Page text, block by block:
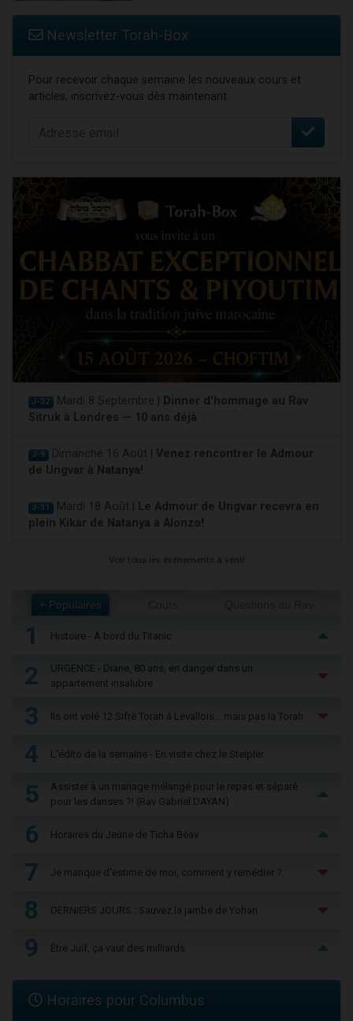
Newsletter Torah-Box
Pour recevoir chaque semaine les nouveaux cours et
articles, inscrivez-vous dès maintenant :
J-32 Mardi 8 Septembre | Dinner d'hommage au Rav
Sitruk à Londres — 10 ans déjà
J-9 Dimanche 16 Août | Venez rencontrer le Admour
de Ungvar à Natanya!
J-11 Mardi 18 Août | Le Admour de Ungvar recevra en
plein Kikar de Natanya à Alonzo!
Voir tous les événements à venir
+ Populaires
1 Histoire - À bord du Titanic
2
URGENCE - Diane, 80 ans, en danger dans un
appartement insalubre
3 Ils ont volé 12 Sifré Torah à Levallois… mais pas la Torah
4 L'édito de la semaine - En visite chez le Steipler
5
Assister à un mariage mélangé pour le repas et séparé
pour les danses ?! (Rav Gabriel DAYAN)
6 Horaires du Jeûne de Ticha Béav
7 Je manque d'estime de moi, comment y remédier ?
8 DERNIERS JOURS : Sauvez la jambe de Yohan
9 Être Juif, ça vaut des milliards
Horaires pour Columbus